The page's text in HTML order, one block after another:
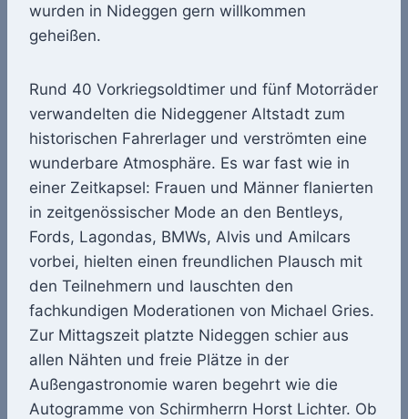
wurden in Nideggen gern willkommen
geheißen.
Rund 40 Vorkriegsoldtimer und fünf Motorräder
verwandelten die Nideggener Altstadt zum
historischen Fahrerlager und verströmten eine
wunderbare Atmosphäre. Es war fast wie in
einer Zeitkapsel: Frauen und Männer flanierten
in zeitgenössischer Mode an den Bentleys,
Fords, Lagondas, BMWs, Alvis und Amilcars
vorbei, hielten einen freundlichen Plausch mit
den Teilnehmern und lauschten den
fachkundigen Moderationen von Michael Gries.
Zur Mittagszeit platzte Nideggen schier aus
allen Nähten und freie Plätze in der
Außengastronomie waren begehrt wie die
Autogramme von Schirmherrn Horst Lichter. Ob